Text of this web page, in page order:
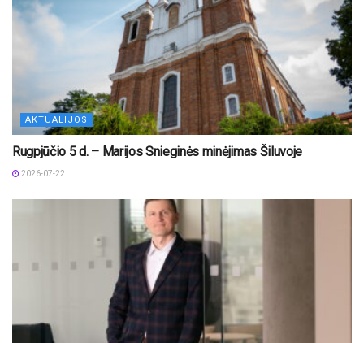
AKTUALIJOS
Rugpjūčio 5 d. – Marijos Snieginės minėjimas Šiluvoje
2026-07-22